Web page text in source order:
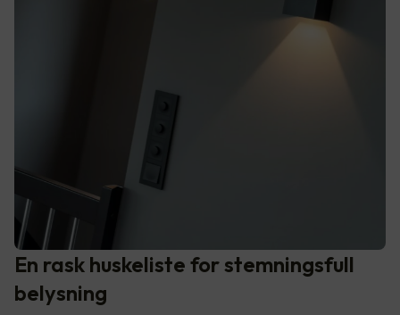
En rask huskeliste for stemningsfull
belysning